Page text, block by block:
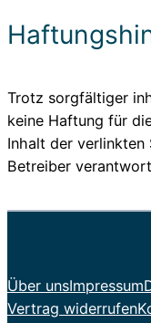
Trotz sorgfältiger
keine Haftung für
Inhalt der verlinkten
Betreiber
Über unsImpressum
Vertrag widerrufen
PL
EN